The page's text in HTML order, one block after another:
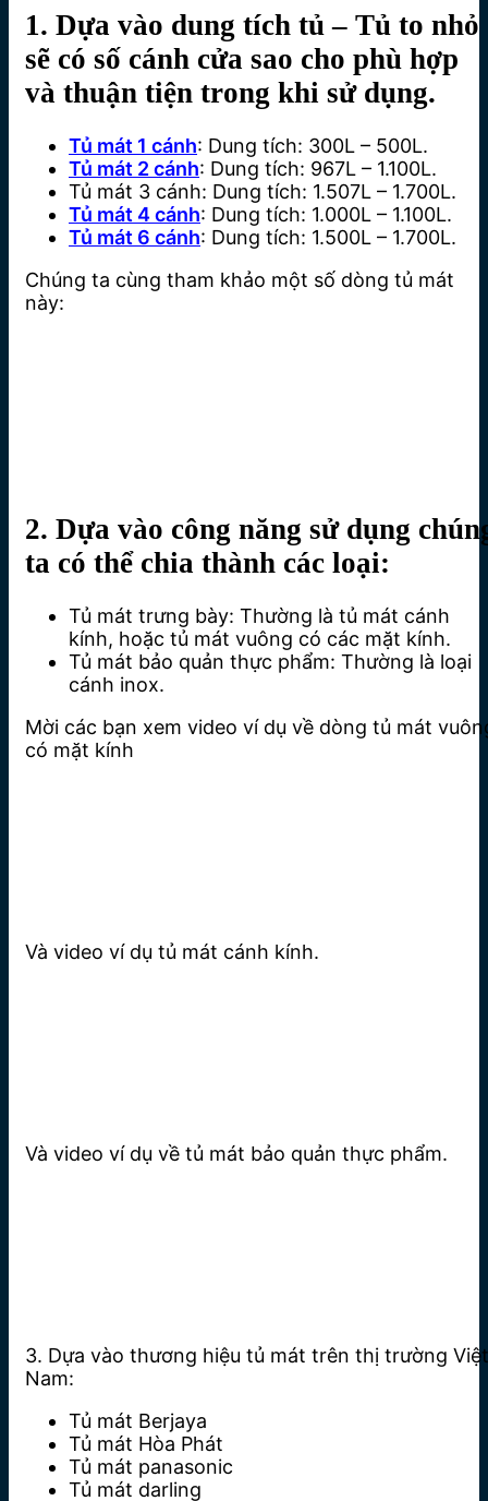
1. Dựa vào dung tích tủ – Tủ to nhỏ
sẽ có số cánh cửa sao cho phù hợp
và thuận tiện trong khi sử dụng.
Tủ mát 1 cánh: Dung tích: 300L – 500L.
Tủ mát 2 cánh: Dung tích: 967L – 1.100L.
Tủ mát 3 cánh: Dung tích: 1.507L – 1.700L.
Tủ mát 4 cánh: Dung tích: 1.000L – 1.100L.
Tủ mát 6 cánh: Dung tích: 1.500L – 1.700L.
Chúng ta cùng tham khảo một số dòng tủ mát
này:
2. Dựa vào công năng sử dụng
ta có thể chia thành các loại:
Tủ mát trưng bày: Thường là tủ mát cánh
kính, hoặc tủ mát vuông có các mặt kính.
Tủ mát bảo quản thực phẩm: Thường là loại
cánh inox.
Mời các bạn xem video ví dụ về dòng tủ mát
có mặt kính
Và video ví dụ tủ mát cánh kính.
Và video ví dụ về tủ mát bảo quản thực phẩm.
3. Dựa vào thương hiệu tủ mát trên thị trường Việt
Nam:
Tủ mát Berjaya
Tủ mát Hòa Phát
Tủ mát panasonic
Tủ mát darling